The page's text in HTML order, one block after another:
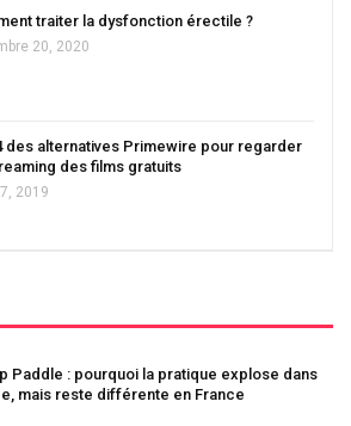
traiter la dysfonction érectile ?
20, 2020
des alternatives Primewire pour regarder
des films gratuits
2019
Paddle : pourquoi la pratique explose dans
mais reste différente en France